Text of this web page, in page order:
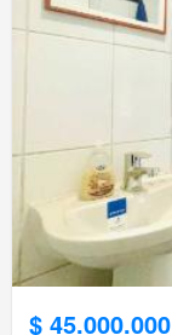
$ 45.000.000